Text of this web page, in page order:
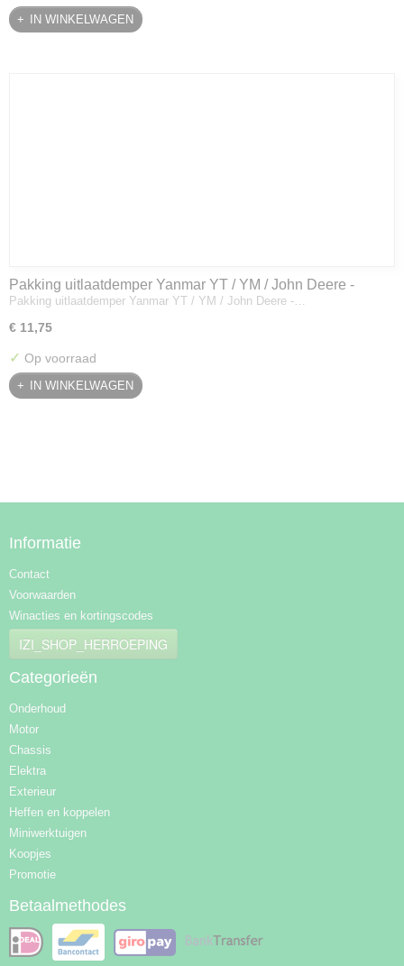
IN WINKELWAGEN
Pakking uitlaatdemper Yanmar YT / YM / John Deere -
128300-13230
Pakking uitlaatdemper Yanmar YT / YM / John Deere -…
€ 11,75
✓ Op voorraad
IN WINKELWAGEN
Informatie
Contact
Voorwaarden
Winacties en kortingscodes
IZI_SHOP_HERROEPING
Categorieën
Onderhoud
Motor
Chassis
Elektra
Exterieur
Heffen en koppelen
Miniwerktuigen
Koopjes
Promotie
Betaalmethodes